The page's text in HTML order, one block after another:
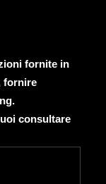
fornite in
fornire
consultare